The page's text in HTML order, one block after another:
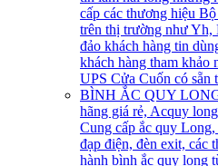
cấp các thương hiệu
trên thị trường như
đảo khách hàng tin
khách hàng tham
UPS Cửa Cuốn có sẵn
BÌNH ẮC QUY
hãng giá rẻ, Acquy
Cung cấp ắc quy
đạp điện, đèn exit,
hành bình ắc quy long